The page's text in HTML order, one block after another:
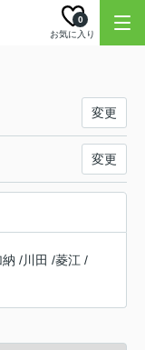
お気に入り
0
変更
変更
納 /川田 /菱江 /